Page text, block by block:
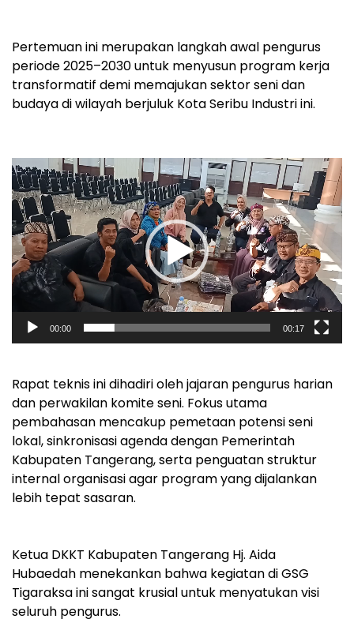
‎Pertemuan ini merupakan langkah awal pengurus
periode 2025–2030 untuk menyusun program kerja
transformatif demi memajukan sektor seni dan
budaya di wilayah berjuluk Kota Seribu Industri ini.
Pemutar
Video
00:00 00:17
‎Rapat teknis ini dihadiri oleh jajaran pengurus harian
dan perwakilan komite seni. Fokus utama
pembahasan mencakup pemetaan potensi seni
lokal, sinkronisasi agenda dengan Pemerintah
Kabupaten Tangerang, serta penguatan struktur
internal organisasi agar program yang dijalankan
lebih tepat sasaran.
‎Ketua DKKT Kabupaten Tangerang Hj. Aida
Hubaedah menekankan bahwa kegiatan di GSG
Tigaraksa ini sangat krusial untuk menyatukan visi
seluruh pengurus.